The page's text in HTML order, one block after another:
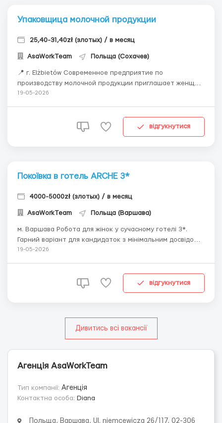
Упаковщица молочной продукции
25,40-31,40zł (злотых) / в месяц
AsaWorkTeam Польща (Сохачев)
📍 г. Elżbietów Современное предприятие по
производству молочной продукции приглашает женщин
на стабильную работу. Работа подходит кандидатам,
19-05-2026
відгукнутися
Покоївка в готель ARCHE 3*
4000-5000zł (злотых) / в месяц
AsaWorkTeam Польща (Варшава)
м. Варшава Робота для жінок у сучасному готелі 3*.
Гарний варіант для кандидаток з мінімальним досвідом
роботи, які шукають стабільну роботу в денні зміни. 💰
19-05-2026
відгукнутися
Дивитись всі вакансії
Агенція AsaWorkTeam
Тип компанії: Агенція
Контактна особа: Diana
Польща, Варшава, Ul. niemcewicza 26/117, 02-306